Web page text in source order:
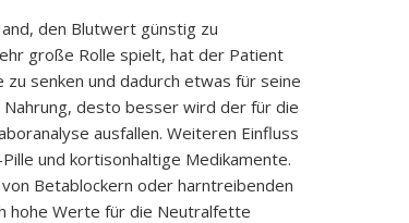
den Blutwert günstig zu
große Rolle spielt, hat der Patient
senken und dadurch etwas für seine
desto besser wird der für die
ausfallen. Weiteren Einfluss
und kortisonhaltige Medikamente.
Betablockern oder harntreibenden
hohe Werte für die Neutralfette